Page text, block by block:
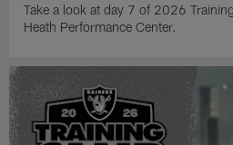
Take a look at day 7 of 2026
Heath Performance Center.